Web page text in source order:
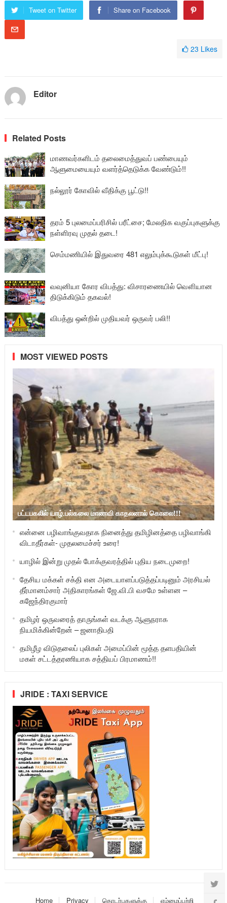
Tweet on Twitter Share on Facebook
23 Likes
Editor
Related Posts
மாணவர்களிடம் தலைமைத்துவப் பண்பையும்
ஆளுமையையும் வளர்த்தெடுக்க வேண்டும்!!
நல்லூர் கோவில் வீதிக்கு பூட்டு!!
தரம் 5 புலமைப்பரிசில் பரீட்சை; மேலதிக வகுப்புகளுக்கு
நள்ளிரவு முதல் தடை!
செம்மணியில் இதுவரை 481 எலும்புக்கூடுகள் மீட்பு!
வவுனியா கோர விபத்து: விசாரணையில் வௌியான
திடுக்கிடும் தகவல்!
விபத்து ஒன்றில் முதியவர் ஒருவர் பலி!!
MOST VIEWED POSTS
பட்டபகலில் யாழ்.பல்கலை மாணவி காதலனால் கொலை!!!
என்னை பழிவாங்குவதாக நினைத்து தமிழினத்தை பழிவாங்கி
விடாதீர்கள்- முதலமைச்சர் உரை!
யாழில் இன்று முதல் போக்குவரத்தில் புதிய நடைமுறை!
தேசிய மக்கள் சக்தி என அடையாளப்படுத்தப்படினும் அரசியல்
தீர்மானம்சார் அதிகாரங்கள் ஜே.வி.பி வசமே உள்ளன –
கஜேந்திரகுமார்
தமிழர் ஒருவரைத் தாருங்கள் வடக்கு ஆளுநராக
நியமிக்கின்றேன் – ஜனாதிபதி
தமிழீழ விடுதலைப் புலிகள் அமைப்பின் மூத்த தளபதியின்
மகள் சட்டத்தரணியாக சத்தியப் பிரமாணம்!!
JRIDE : TAXI SERVICE
Home Privacy தொடர்புகளுக்கு எம்மைப்பற்றி